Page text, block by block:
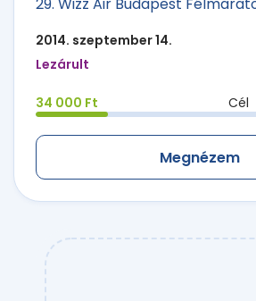
29. Wizz Air Budapest
2014. szeptember 14.
Lezárult
34 000 Ft Cél
Megnézem